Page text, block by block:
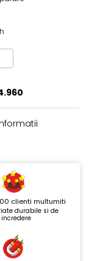
clienti multumiti
durabile si de
incredere